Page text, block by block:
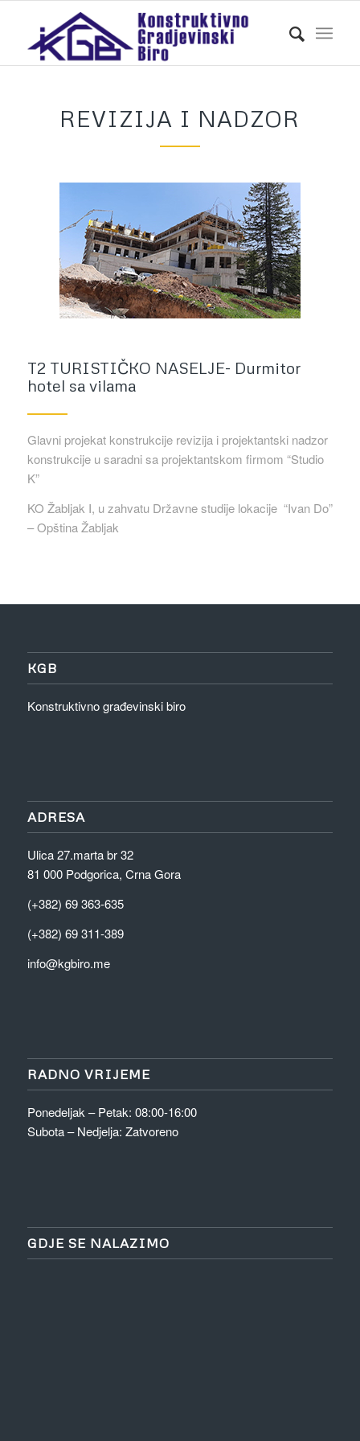
REVIZIJA I NADZOR
T2 TURISTIČKO NASELJE- Durmitor
hotel sa vilama
Glavni projekat konstrukcije revizija i projektantski nadzor
konstrukcije u saradni sa projektantskom firmom “Studio
K”
KO Žabljak I, u zahvatu Državne studije lokacije “Ivan Do”
– Opština Žabljak
KGB
Konstruktivno građevinski biro
ADRESA
Ulica 27.marta br 32
81 000 Podgorica, Crna Gora
(+382) 69 363-635
(+382) 69 311-389
info@kgbiro.me
RADNO VRIJEME
Ponedeljak – Petak: 08:00-16:00
Subota – Nedjelja: Zatvoreno
GDJE SE NALAZIMO